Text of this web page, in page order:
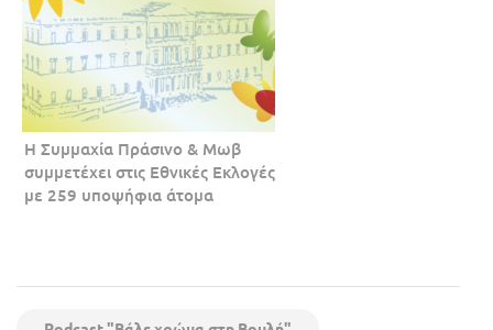
Η Συμμαχία Πράσινο & Μωβ
συμμετέχει στις Εθνικές Εκλογές
με 259 υποψήφια άτομα